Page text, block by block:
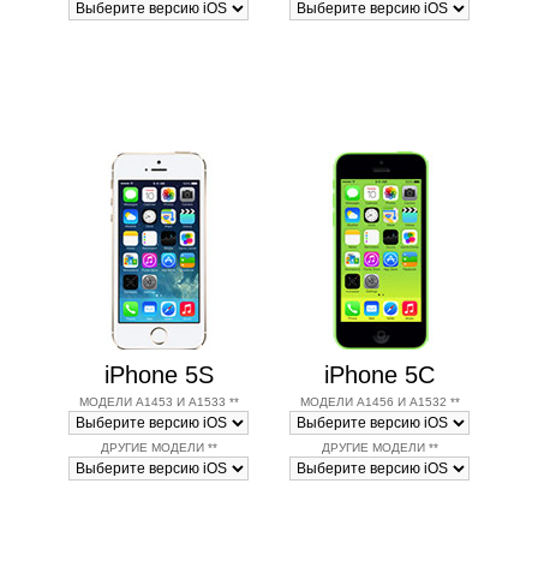
iPhone 5S
МОДЕЛИ A1453 И A1533 **
ДРУГИЕ МОДЕЛИ **
iPhone 5C
МОДЕЛИ A1456 И A1532 **
ДРУГИЕ МОДЕЛИ **